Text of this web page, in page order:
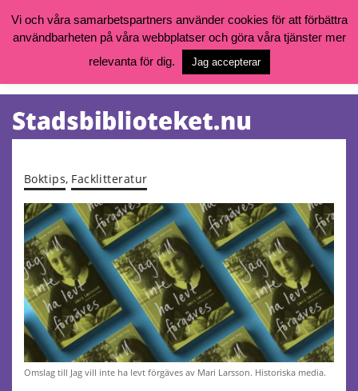
Vill du söka böcker, logga in på ditt bibliotekskonto eller nå övriga
goteborg.se/bibliotek
Öppettider, katalog och kontakt
Tjänster
Boktips, Facklitteratur
Omslag till Jag vill inte ha levt förgäves av Mari Larsson. Historiska media.
Vi och våra samarbetspartners använder cookies för att förbättra
användbarheten på våra webbplatser och göra våra tjänster mer
relevanta för dig.
Jag accepterar